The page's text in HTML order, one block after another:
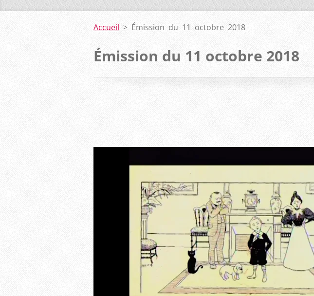
Accueil > Émission du 11 octobre 2018
Émission du 11 octobre 2018